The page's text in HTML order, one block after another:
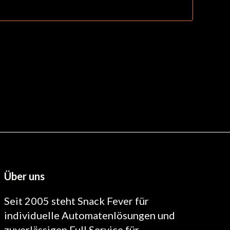
Über uns
Seit 2005 steht Snack Fever für
individuelle Automatenlösungen und